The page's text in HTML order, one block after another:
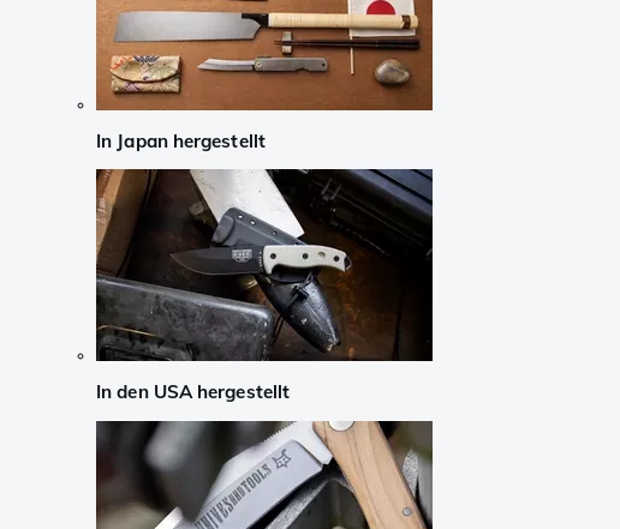
In Japan hergestellt
In den USA hergestellt